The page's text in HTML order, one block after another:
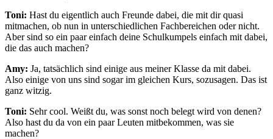
Toni: Hast du eigentlich auch Freunde dabei, die mit dir quasi
mitmachen, ob nun in unterschiedlichen Fachbereichen oder nicht.
Aber sind so ein paar einfach deine Schulkumpels einfach mit dabei,
die das auch machen?
Amy: Ja, tatsächlich sind einige aus meiner Klasse da mit dabei.
Also einige von uns sind sogar im gleichen Kurs, sozusagen. Das ist
ganz witzig.
Toni: Sehr cool. Weißt du, was sonst noch belegt wird von denen?
Also hast du da von ein paar Leuten mitbekommen, was sie
machen?